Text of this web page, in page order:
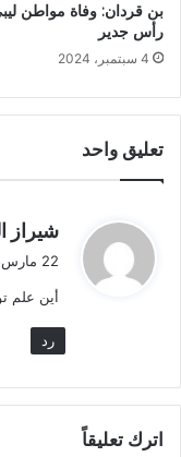
بن قردان: وفاة مواطن
رأس جدير
4 سبتمبر، 2024
تعليق واحد
ي
ق
ل
شيراز
22 مارس، 2017 الساعة 13:43
أين علم
رد
اترك تعليقاً